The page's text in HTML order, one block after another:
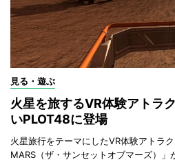
見る・遊ぶ
火星を旅するVR体験アトラ
いPLOT48に登場
火星旅行をテーマにしたVR体験アトラ
MARS（ザ・サンセットオブマーズ）